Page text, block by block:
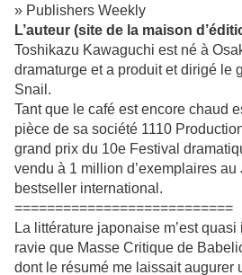
» Publishers Weekly
L’auteur (site de la maison
Toshikazu Kawaguchi est né à
dramaturge et a produit et dirigé le
Snail.
Tant que le café est encore chaud
pièce de sa société 1110
grand prix du 10e Festival
vendu à 1 million d’exemplaires
bestseller international.
===========================
La littérature japonaise m’est quasi
ravie que Masse Critique de
dont le résumé me laissait augurer